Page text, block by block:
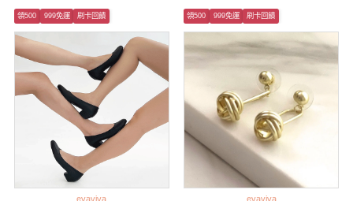
領500 999免運 刷卡回饋
evaviva
領500 999免運 刷卡回饋
evaviva